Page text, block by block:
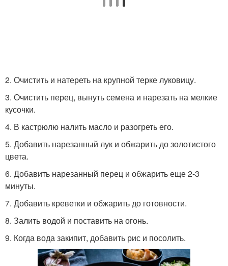
Суп с грибами Суп из свежих грибов
Овощной суп Суп для ребенка
Суп для годовалого
Суп с индейкой
Суп с брокколи и Диетический суп
2. Очистить и натереть на крупной терке луковицу.
3. Очистить перец, вынуть семена и нарезать на мелкие
кусочки.
4. В кастрюлю налить масло и разогреть его.
5. Добавить нарезанный лук и обжарить до золотистого
цвета.
6. Добавить нарезанный перец и обжарить еще 2-3
минуты.
7. Добавить креветки и обжарить до готовности.
8. Залить водой и поставить на огонь.
9. Когда вода закипит, добавить рис и посолить.